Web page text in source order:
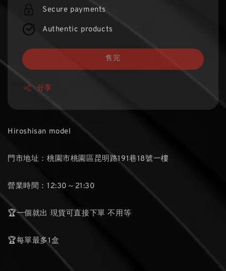
Secure payments
Authentic products
售完
分享
Hiroshisan model
門市地址：桃園市桃園區昆明路191巷18號一樓
營業時間：12:30～21:30
🏆一個就出 現貨可直接下單 不用等
🏆每單最多1盒